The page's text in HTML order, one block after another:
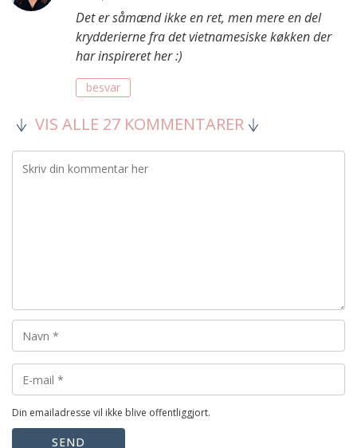
Det er såmænd ikke en ret, men mere en del
krydderierne fra det vietnamesiske køkken der
har inspireret her :)
besvar
VIS ALLE 27 KOMMENTARER
Din emailadresse vil ikke blive offentliggjort.
SEND